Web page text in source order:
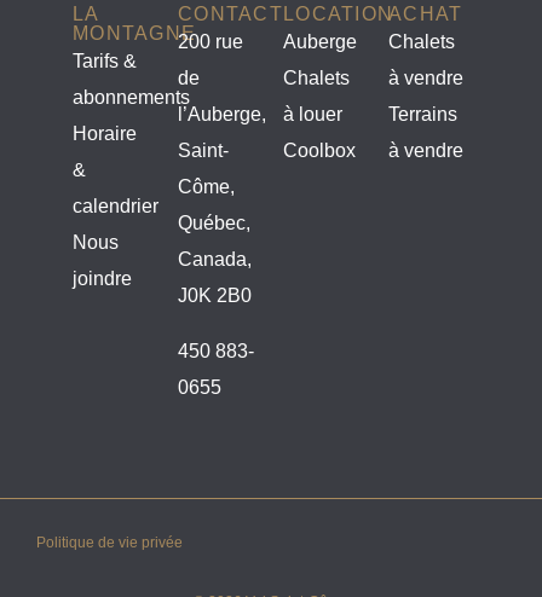
LA
MONTAGNE
Tarifs &
abonnements
Horaire
&
calendrier
Nous
joindre
CONTACT
200 rue
de
l’Auberge,
Saint-
Côme,
Québec,
Canada,
J0K 2B0
450 883-
0655
LOCATION
Auberge
Chalets
à louer
Coolbox
ACHAT
Chalets
à vendre
Terrains
à vendre
Politique de vie privée